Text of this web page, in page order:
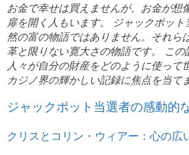
お金で幸せは買えませんが、お金が想
扉を開く人もいます。 ジャックポッ
然の富の物語ではありません。それら
革と限りない寛大さの物語です。 こ
人々が自分の財産をどのように使って
カジノ界の輝かしい記録に焦点を当て
ジャックポット当選者の感動的
クリスとコリン・ウィアー：心の広